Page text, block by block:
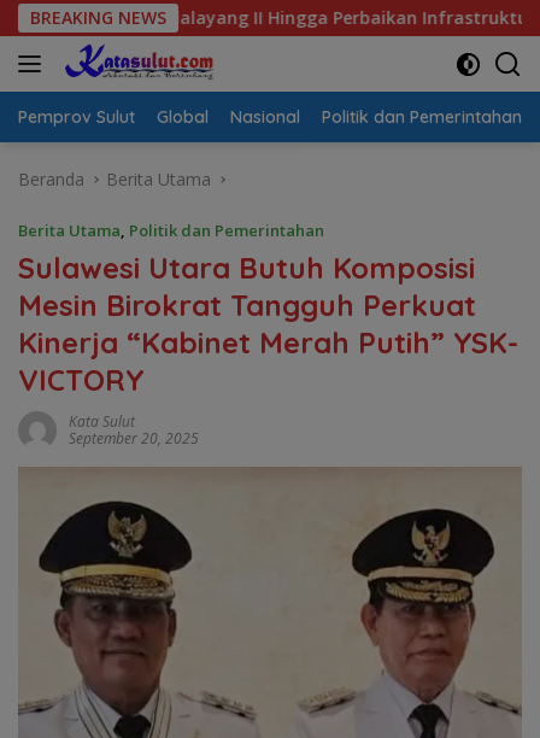
Langsung
ke
konten
BREAKING NEWS
Malalayang II Hingga Perbaikan Infrastruktur Jalan
Pemprov Sulut Global Nasional Politik dan Pemerintahan
Beranda Berita Utama
Berita Utama, Politik dan Pemerintahan
Sulawesi Utara Butuh Komposisi
Mesin Birokrat Tangguh Perkuat
Kinerja “Kabinet Merah Putih” YSK-
VICTORY
Kata Sulut
September 20, 2025